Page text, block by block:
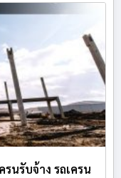
รนรับจ้าง รถเครน